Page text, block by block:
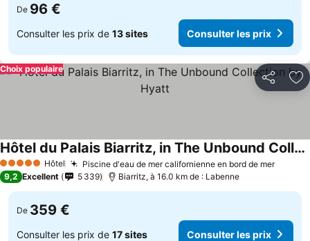
De 96 €
Consulter les prix de 13 sites Consulter les prix
Partager
Choix populaire
5 Étoiles Hôtel Piscine d'eau de mer californienne en bord de mer
Hôtel du Palais Biarritz, in The Unbound Collection by Hyatt
9,2 Excellent 5 339 Biarritz, à 16.0 km de : Labenne
De 359 €
Consulter les prix de 17 sites Consulter les prix